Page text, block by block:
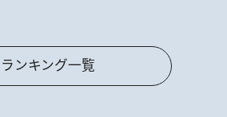
ランキング一覧